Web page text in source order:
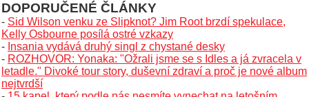
DOPORUČENÉ ČLÁNKY
- Sid Wilson venku ze Slipknot? Jim Root brzdí spekulace,
Kelly Osbourne posílá ostré vzkazy
- Insania vydává druhý singl z chystané desky
- ROZHOVOR: Yonaka: "Ožrali jsme se s Idles a já zvracela v
letadle." Divoké tour story, duševní zdraví a proč je nové album
nejtvrdší